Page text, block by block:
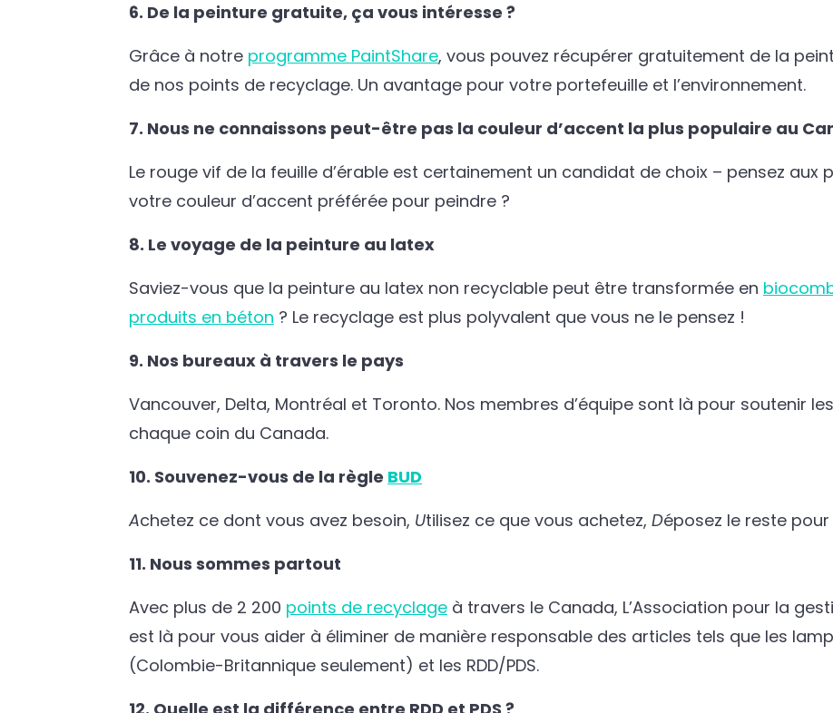
6. De la peinture gratuite, ça vous intéresse ?
Grâce à notre programme PaintShare, vous pouvez récupérer gratuitement de la
de nos points de recyclage. Un avantage pour votre portefeuille et l’environnement.
7. Nous ne connaissons peut-être pas la couleur d’accent la plus populaire au
Le rouge vif de la feuille d’érable est certainement un candidat de choix – pensez aux
votre couleur d’accent préférée pour peindre ?
8. Le voyage de la peinture au latex
Saviez-vous que la peinture au latex non recyclable peut être transformée en
produits en béton ? Le recyclage est plus polyvalent que vous ne le pensez !
9. Nos bureaux à travers le pays
Vancouver, Delta, Montréal et Toronto. Nos membres d’équipe sont là pour soutenir
chaque coin du Canada.
10. Souvenez-vous de la règle BUD
Achetez ce dont vous avez besoin, Utilisez ce que vous achetez, Déposez le reste
11. Nous sommes partout
Avec plus de 2 200 points de recyclage à travers le Canada, L’Association pour la
est là pour vous aider à éliminer de manière responsable des articles tels que les
(Colombie-Britannique seulement) et les RDD/PDS.